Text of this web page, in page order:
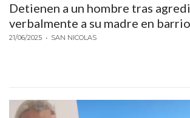
DE
ZÁRATE
NOTICIAS
DE
Detienen a un hombre tras
verbalmente a su madre en
21/06/2025 • SAN NICOLAS